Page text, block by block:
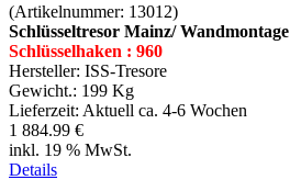
(Artikelnummer: 13012)
Schlüsseltresor Mainz/ Wandmontage
Schlüsselhaken : 960
Hersteller: ISS-Tresore
Gewicht.: 199 Kg
Lieferzeit: Aktuell ca. 4-6 Wochen
1 884.99 €
inkl. 19 % MwSt.
Details